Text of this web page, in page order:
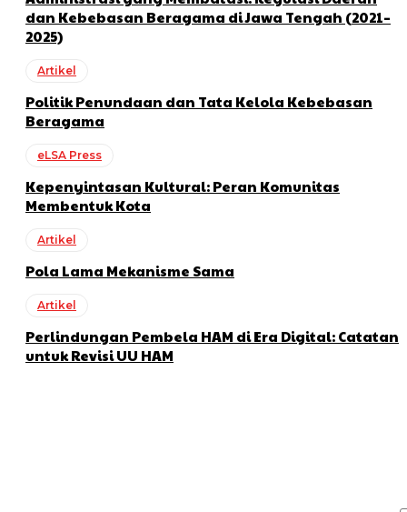
dan Kebebasan Beragama di Jawa Tengah (2021–
2025)
Artikel
Politik Penundaan dan Tata Kelola Kebebasan
Beragama
eLSA Press
Kepenyintasan Kultural: Peran Komunitas
Membentuk Kota
Artikel
Pola Lama Mekanisme Sama
Artikel
Perlindungan Pembela HAM di Era Digital: Catatan
untuk Revisi UU HAM